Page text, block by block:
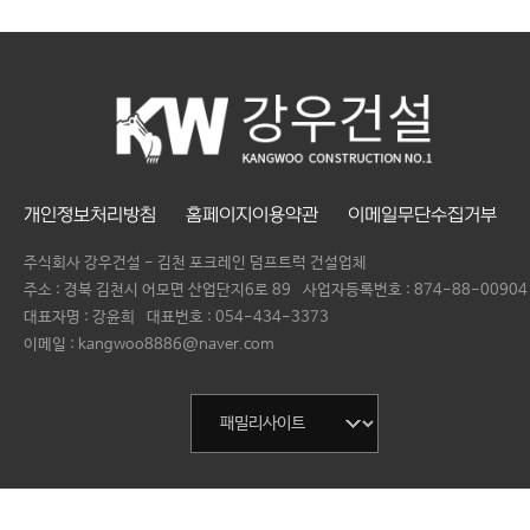
개인정보처리방침 홈페이지이용약관 이메일무단수집거부
주식회사 강우건설 - 김천 포크레인 덤프트럭 건설업체
주소 : 경북 김천시 어모면 산업단지6로 89
사업자등록번호 : 874-88-00904
대표자명 : 강윤희 대표번호 : 054-434-3373
이메일 : kangwoo8886@naver.com